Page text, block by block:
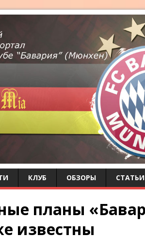
КЛУБ ОБЗОРЫ СТАТЬИ
планы
известны